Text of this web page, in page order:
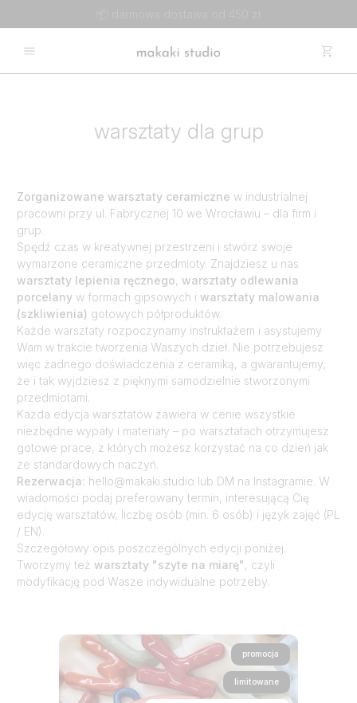
warsztaty dla grup
Zorganizowane warsztaty ceramiczne w industrialnej
pracowni przy ul. Fabrycznej 10 we Wrocławiu – dla firm i
grup.
Spędź czas w kreatywnej przestrzeni i stwórz swoje
wymarzone ceramiczne przedmioty. Znajdziesz u nas
warsztaty lepienia ręcznego, warsztaty odlewania
porcelany w formach gipsowych i warsztaty malowania
(szkliwienia) gotowych półproduktów.
Każde warsztaty rozpoczynamy instruktażem i asystujemy
Wam w trakcie tworzenia Waszych dzieł. Nie potrzebujesz
więc żadnego doświadczenia z ceramiką, a gwarantujemy,
że i tak wyjdziesz z pięknymi samodzielnie stworzonymi
przedmiotami.
Każda edycja warsztatów zawiera w cenie wszystkie
niezbędne wypały i materiały – po warsztatach otrzymujesz
gotowe prace, z których możesz korzystać na co dzień jak
ze standardowych naczyń.
Rezerwacja: hello@makaki.studio lub DM na Instagramie. W
wiadomości podaj preferowany termin, interesującą Cię
edycję warsztatów, liczbę osób (min. 6 osób) i język zajęć (PL
/ EN).
Szczegółowy opis poszczególnych edycji poniżej.
Tworzymy też warsztaty "szyte na miarę", czyli
modyfikację pod Wasze indywidualne potrzeby.
promocja
limitowane